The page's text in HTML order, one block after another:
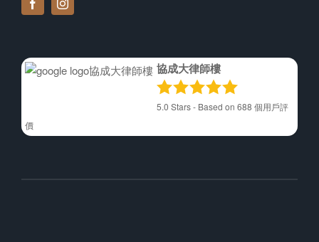
協成大律師樓
5.0 Stars - Based on 688 個用戶評
價